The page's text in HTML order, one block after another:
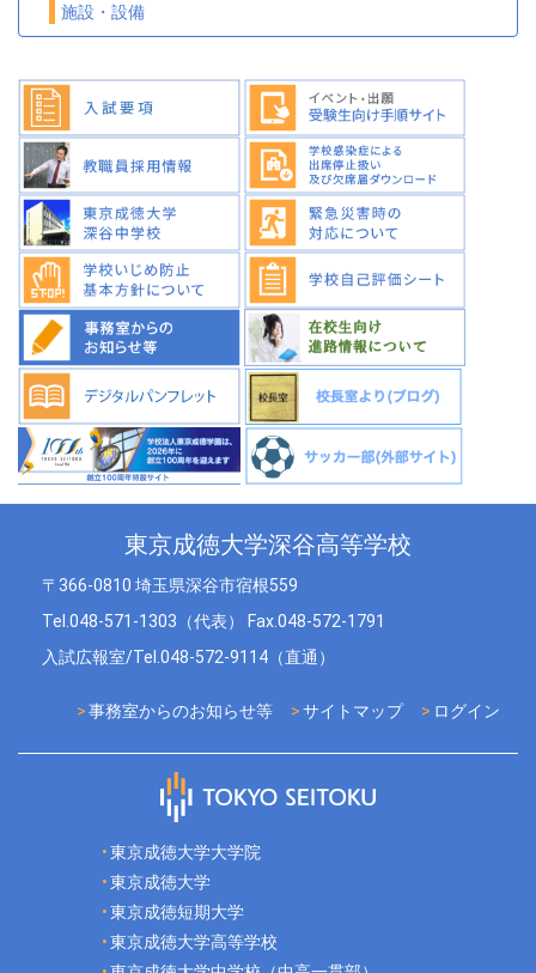
施設・設備
東京成徳大学深谷高等学校
〒366-0810 埼玉県深谷市宿根559
Tel.048-571-1303（代表） Fax.048-572-1791
入試広報室/Tel.048-572-9114（直通）
ログイン
サイトマップ
事務室からのお知らせ等
東京成徳大学大学院
東京成徳大学
東京成徳短期大学
東京成徳大学高等学校